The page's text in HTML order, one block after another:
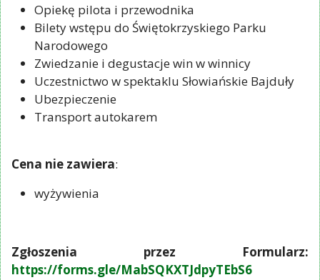
Opiekę pilota i przewodnika
Bilety wstępu do Świętokrzyskiego Parku
Narodowego
Zwiedzanie i degustacje win w winnicy
Uczestnictwo w spektaklu Słowiańskie Bajduły
Ubezpieczenie
Transport autokarem
Cena nie zawiera:
wyżywienia
Zgłoszenia przez Formularz:
https://forms.gle/MabSQKXTJdpyTEbS6